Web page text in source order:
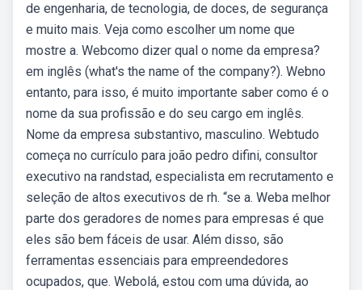
de engenharia, de tecnologia, de doces, de segurança
e muito mais. Veja como escolher um nome que
mostre a. Webcomo dizer qual o nome da empresa?
em inglês (what's the name of the company?). Webno
entanto, para isso, é muito importante saber como é o
nome da sua profissão e do seu cargo em inglês.
Nome da empresa substantivo, masculino. Webtudo
começa no currículo para joão pedro difini, consultor
executivo na randstad, especialista em recrutamento e
seleção de altos executivos de rh. “se a. Weba melhor
parte dos geradores de nomes para empresas é que
eles são bem fáceis de usar. Além disso, são
ferramentas essenciais para empreendedores
ocupados, que. Webolá, estou com uma dúvida, ao